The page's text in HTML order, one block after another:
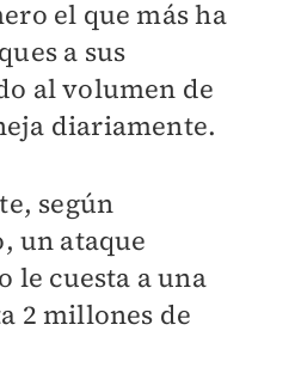
el que más ha
a sus
al volumen de
diariamente.
según
un ataque
le cuesta a una
2 millones de